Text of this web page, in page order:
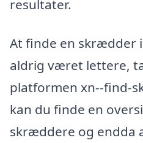
resultater.
At finde en skrædder
aldrig været lettere,
platformen xn--find-
kan du finde en
skræddere og endda